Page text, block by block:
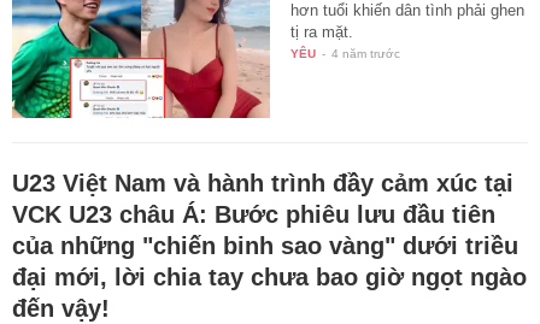
hơn tuổi khiến dân tình phải ghen
tị ra mặt.
YÊU - 4 năm trước
U23 Việt Nam và hành trình đầy cảm xúc tại
VCK U23 châu Á: Bước phiêu lưu đầu tiên
của những "chiến binh sao vàng" dưới triều
đại mới, lời chia tay chưa bao giờ ngọt ngào
đến vậy!